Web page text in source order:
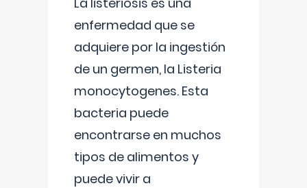
enfermedad que se
adquiere por la ingestión
de un germen, la Listeria
monocytogenes. Esta
bacteria puede
encontrarse en muchos
tipos de alimentos y
puede vivir a